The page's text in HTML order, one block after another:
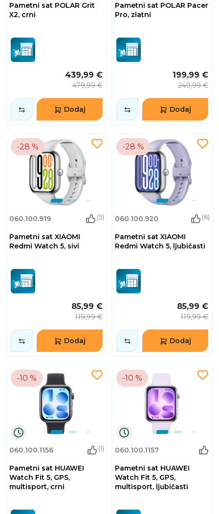
Pametni sat POLAR Grit
X2, crni
439,99 €
479,99 €
Dodaj
Pametni sat POLAR Pacer
Pro, zlatni
199,99 €
249,99 €
Dodaj
-28 %
060.100.919 (5)
Pametni sat XIAOMI
Redmi Watch 5, sivi
85,99 €
119,99 €
Dodaj
-28 %
060.100.920 (6)
Pametni sat XIAOMI
Redmi Watch 5, ljubičasti
85,99 €
119,99 €
Dodaj
-10 %
060.100.1156 (1)
Pametni sat HUAWEI
Watch Fit 5, GPS,
multisport, crni
Dana
Sati
2
Minuta
7
-10 %
060.100.1157
Pametni sat HUAWEI
Watch Fit 5, GPS,
multisport, ljubičasti
Dana
Sati
2
Minuta
7